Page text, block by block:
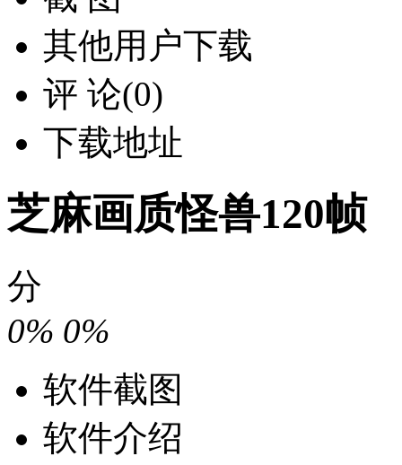
其他用户下载
评 论(0)
下载地址
芝麻画质怪兽120帧
分
0% 0%
软件截图
软件介绍